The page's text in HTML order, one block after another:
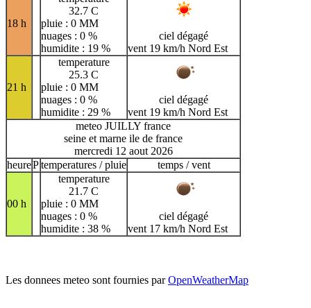
18 h
32.7 C
pluie : 0 MM
nuages : 0 %
humidite : 19 %
ciel dégagé
vent 19 km/h Nord Est
21 h
temperature
25.3 C
pluie : 0 MM
nuages : 0 %
humidite : 29 %
ciel dégagé
vent 19 km/h Nord Est
meteo JUILLY france
seine et marne ile de france
mercredi 12 aout 2026
heurePtemperatures / pluie temps / vent
00 h
temperature
21.7 C
pluie : 0 MM
nuages : 0 %
humidite : 38 %
ciel dégagé
vent 17 km/h Nord Est
Les donnees meteo sont fournies parOpenWeatherMap